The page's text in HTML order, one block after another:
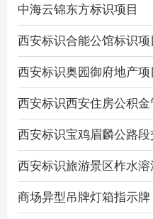
中海云锦东方标识项目
西安标识合能公馆标识项
西安标识奥园御府地产项
西安标识西安住房公积
西安标识宝鸡眉麟公路段
西安标识旅游景区柞水溶
商场异型吊牌灯箱指示牌